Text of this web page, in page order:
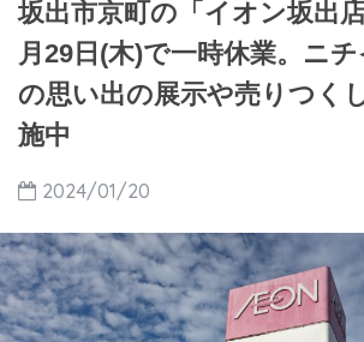
坂出市京町の「イオン坂出
月29日(木)で一時休業。ニ
の思い出の展示や売りつく
施中
2024/01/20